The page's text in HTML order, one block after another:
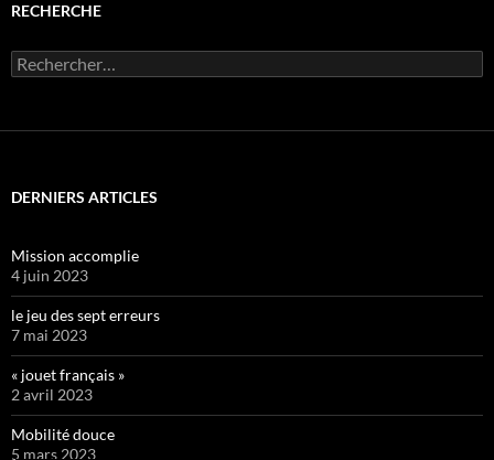
RECHERCHE
Rechercher :
DERNIERS ARTICLES
Mission accomplie
4 juin 2023
le jeu des sept erreurs
7 mai 2023
« jouet français »
2 avril 2023
Mobilité douce
5 mars 2023